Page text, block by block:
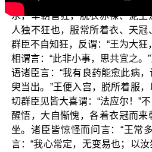
水，举朝皆狂，脱衣赤裸、泥
人独不狂也，服常所着衣、天
群臣不自知狂，反谓：“王为大狂
相谓言：“此非小事，思共宜之。
语诸臣言：“我有良药能愈此病
臾当出。”王便入宫，脱所着服
切群臣见皆大喜谓：“法应尔！”
醒悟，大自惭愧，各着衣冠而
坐。诸臣皆惊怪而问言：“王常
言：“我心常定，无变易也；以